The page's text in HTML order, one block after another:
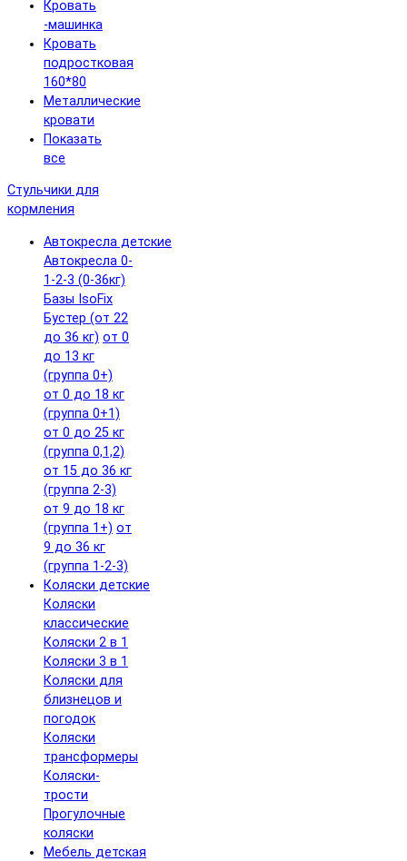
Кровать
-машинка
Кровать
подростковая
160*80
Металлические
кровати
Показать
все
Стульчики для
кормления
Автокресла детские
Автокресла 0-
1-2-3 (0-36кг)
Базы IsoFix
Бустер (от 22
до 36 кг) от 0
до 13 кг
(группа 0+)
от 0 до 18 кг
(группа 0+1)
от 0 до 25 кг
(группа 0,1,2)
от 15 до 36 кг
(группа 2-3)
от 9 до 18 кг
(группа 1+) от
9 до 36 кг
(группа 1-2-3)
Коляски детские
Коляски
классические
Коляски 2 в 1
Коляски 3 в 1
Коляски для
близнецов и
погодок
Коляски
трансформеры
Коляски-
трости
Прогулочные
коляски
Мебель детская